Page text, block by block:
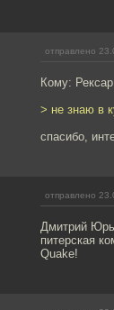
отправлено
Кому:
> не знаю в
спасибо,
отправлено
Дмитрий
питерская
Quake!